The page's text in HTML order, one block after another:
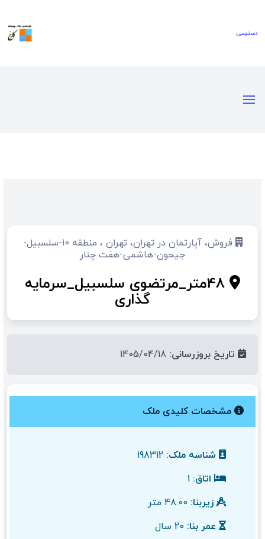
دسترسی‌
فروش، آپارتمان در تهران، تهران ، منطقه 10-سلسبیل-
جیحون-هاشمی-هفت چنار
48متر_مرتضوی سلسبیل_سرمایه
گذاری
تاریخ بروزرسانی:
مشخصات کلیدی ملک
شناسه ملک:
اتاق:
زیربنا:
عمر بنا: